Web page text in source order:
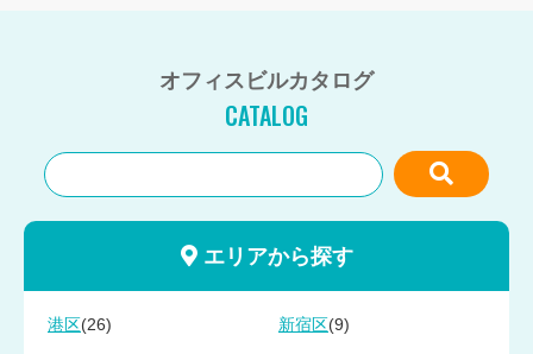
オフィスビルカタログ
CATALOG
エリアから探す
港区 (26) 新宿区 (9)